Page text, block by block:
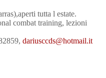
tutta l estate.
combat training, lezioni
dariusccds@hotmail.it